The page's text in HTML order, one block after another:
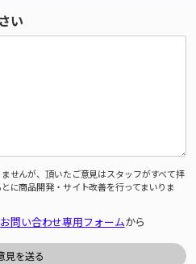
い
せんが、頂いたご意見はスタッフがすべて拝
に商品開発・サイト改善を行ってまいりま
お問い合わせ専用フォームから